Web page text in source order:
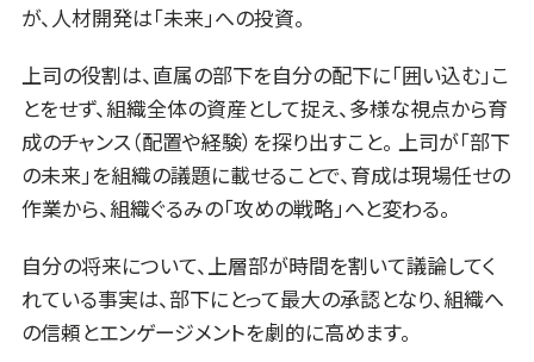
が、人材開発は「未来」への投資。
上司の役割は、直属の部下を自分の配下に「囲い込む」こ
とをせず、組織全体の資産として捉え、多様な視点から育
成のチャンス（配置や経験）を探り出すこと。 上司が「部下
の未来」を組織の議題に載せることで、育成は現場任せの
作業から、組織ぐるみの「攻めの戦略」へと変わる。
自分の将来について、上層部が時間を割いて議論してく
れている事実は、部下にとって最大の承認となり、組織へ
の信頼とエンゲージメントを劇的に高めます。